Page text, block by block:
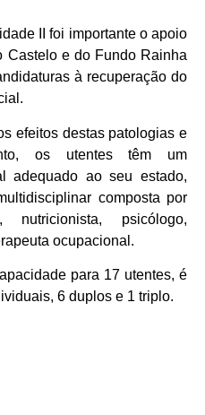
II foi importante o apoio
Castelo e do Fundo Rainha
à recuperação do
efeitos destas patologias e
os utentes têm um
adequado ao seu estado,
composta por
nutricionista, psicólogo,
ocupacional.
para 17 utentes, é
6 duplos e 1 triplo.